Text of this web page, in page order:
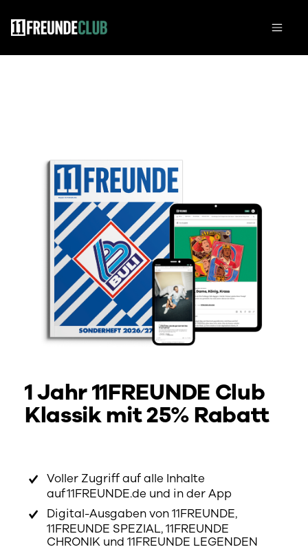
1 Jahr 11FREUNDE Club
Klassik mit 25% Rabatt
Voller Zugriff auf alle Inhalte
auf 11FREUNDE.de und in der App
Digital-Ausgaben von 11FREUNDE,
11FREUNDE SPEZIAL, 11FREUNDE
CHRONIK und 11FREUNDE LEGENDEN